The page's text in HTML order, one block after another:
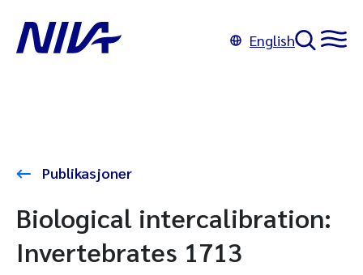
English
Publikasjoner
Biological intercalibration:
Invertebrates 1713